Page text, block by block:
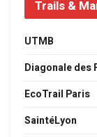
Trails &
UTMB
Diagonale des
EcoTrail Paris
SaintéLyon